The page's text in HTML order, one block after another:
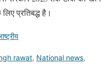
प्रतिबद्ध है।
राष्ट्रीय
rawat, National news,